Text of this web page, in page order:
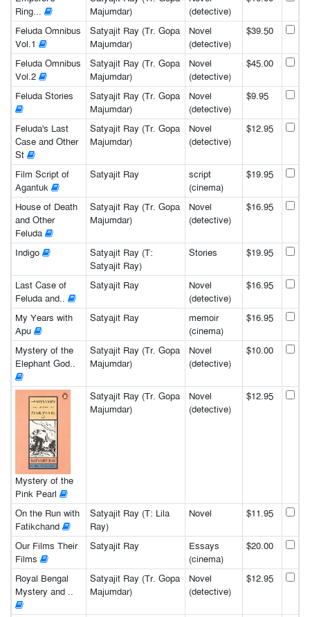
Ring...
Majumdar)
(detective)
Feluda Omnibus
Vol.1
Satyajit Ray (Tr. Gopa
Majumdar)
Novel
(detective)
$39.50
Feluda Omnibus
Vol.2
Satyajit Ray (Tr. Gopa
Majumdar)
Novel
(detective)
$45.00
Feluda Stories
Satyajit Ray (Tr. Gopa
Majumdar)
Novel
(detective)
$9.95
Feluda's Last
Case and Other
St
Satyajit Ray (Tr. Gopa
Majumdar)
Novel
(detective)
$12.95
Film Script of
Agantuk
Satyajit Ray
script
(cinema)
$19.95
House of Death
and Other
Feluda
Satyajit Ray (Tr. Gopa
Majumdar)
Novel
(detective)
$16.95
Indigo
Satyajit Ray (T:
Satyajit Ray)
Stories $19.95
Last Case of
Feluda and..
Satyajit Ray
Novel
(detective)
$16.95
My Years with
Apu
Satyajit Ray
memoir
(cinema)
$16.95
Mystery of the
Elephant God..
Satyajit Ray (Tr. Gopa
Majumdar)
Novel
(detective)
$10.00
Mystery of the
Pink Pearl
Satyajit Ray (Tr. Gopa
Majumdar)
Novel
(detective)
$12.95
On the Run with
Fatikchand
Satyajit Ray (T: Lila
Ray)
Novel $11.95
Our Films Their
Films
Satyajit Ray
Essays
(cinema)
$20.00
Royal Bengal
Mystery and ..
Satyajit Ray (Tr. Gopa
Majumdar)
Novel
(detective)
$12.95